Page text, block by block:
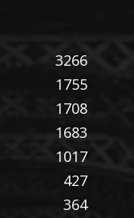
3266
1755
1708
1683
1017
427
364